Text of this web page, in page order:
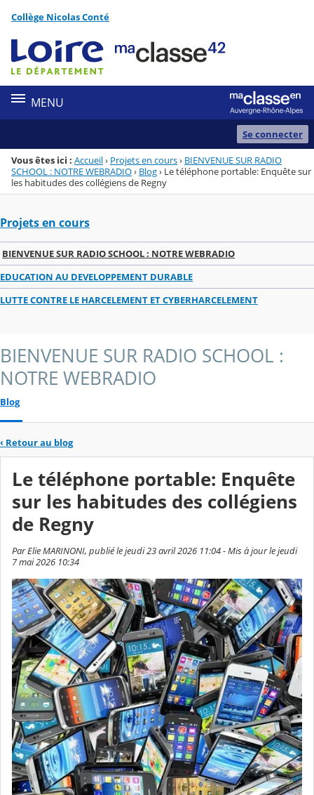
Menu de la rubrique
Contenu
Collège Nicolas Conté
MENU
Se connecter
Vous êtes ici : Accueil› Projets en cours› BIENVENUE SUR RADIO
SCHOOL : NOTRE WEBRADIO› Blog› Le téléphone portable: Enquête sur
les habitudes des collégiens de Regny
Projets en cours
BIENVENUE SUR RADIO SCHOOL : NOTRE WEBRADIO
EDUCATION AU DEVELOPPEMENT DURABLE
LUTTE CONTRE LE HARCELEMENT ET CYBERHARCELEMENT
BIENVENUE SUR RADIO SCHOOL :
NOTRE WEBRADIO
Blog
‹ Retour au blog
Le téléphone portable: Enquête
sur les habitudes des collégiens
de Regny
Par Elie MARINONI, publié le jeudi 23 avril 2026 11:04 - Mis à jour le jeudi
7 mai 2026 10:34